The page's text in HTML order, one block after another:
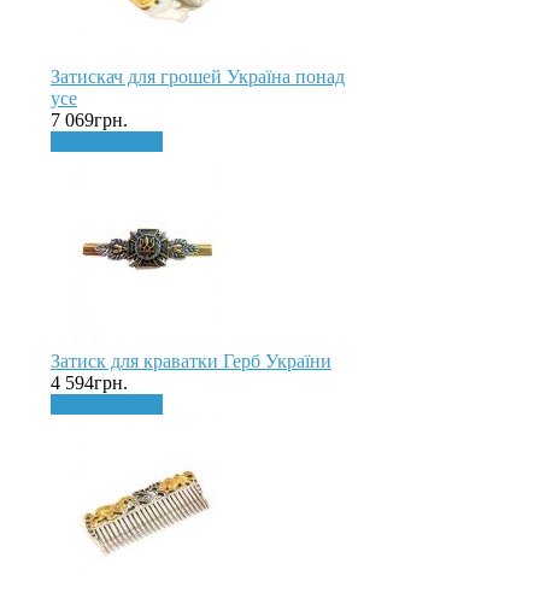
Затискач для грошей Україна понад
усе
7 069грн.
Затиск для краватки Герб України
4 594грн.